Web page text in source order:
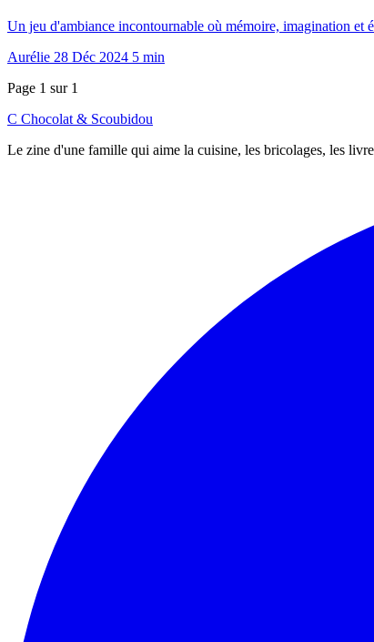
Un jeu d'ambiance incontournable où mémoire, imagination et
Aurélie 28 Déc 2024 5 min
Page 1 sur 1
C Chocolat & Scoubidou
Le zine d'une famille qui aime la cuisine, les bricolages, les